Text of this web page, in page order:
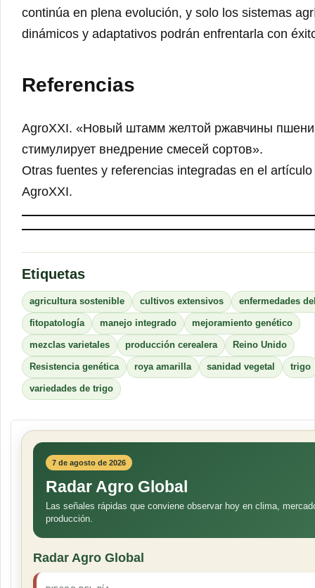
continúa en plena evolución, y solo los sistemas
dinámicos y adaptativos podrán enfrentarla con
Referencias
AgroXXI. «Новый штамм желтой ржавчины
стимулирует внедрение смесей сортов».
Otras fuentes y referencias integradas en el
AgroXXI.
Etiquetas
agricultura sostenible cultivos extensivos enfermedades
fitopatología manejo integrado mejoramiento genético
mezclas varietales producción cerealera Reino Unido
Resistencia genética roya amarilla sanidad vegetal trigo
variedades de trigo
7 de agosto de 2026
Radar Agro Global
Las señales rápidas que conviene observar hoy en clima,
producción.
Radar Agro Global